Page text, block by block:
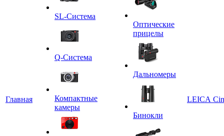
Главная
SL-Система
Q-Cистема
Компактные
камеры
Оптические
прицелы
Дальномеры
Бинокли
LEICA